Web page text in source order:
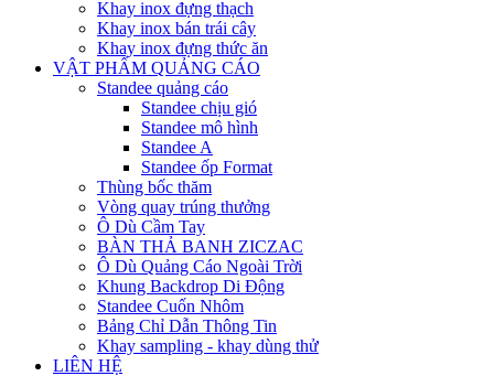
Khay inox đựng thạch
Khay inox bán trái cây
Khay inox đựng thức ăn
VẬT PHẨM QUẢNG CÁO
Standee quảng cáo
Standee chịu gió
Standee mô hình
Standee A
Standee ốp Format
Thùng bốc thăm
Vòng quay trúng thưởng
Ô Dù Cầm Tay
BÀN THẢ BANH ZICZAC
Ô Dù Quảng Cáo Ngoài Trời
Khung Backdrop Di Động
Standee Cuốn Nhôm
Bảng Chỉ Dẫn Thông Tin
Khay sampling - khay dùng thử
LIÊN HỆ